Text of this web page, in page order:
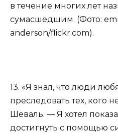
в течение многих лет
сумасшедшим. (Фото:
anderson/flickr.com).
13. «Я знал, что люди
преследовать тех, кого
Шеваль. — Я хотел
достигнуть с помощью